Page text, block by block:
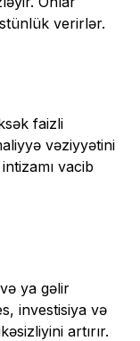
verirlər.
faizli
vəziyyətini
vacib
ya gəlir
investisiya və
artırır.